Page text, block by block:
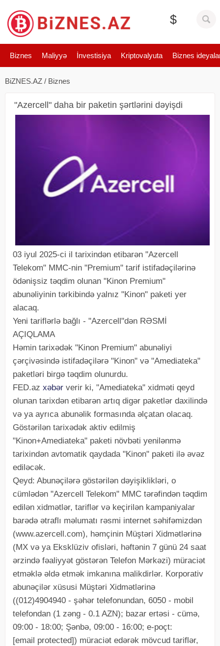
$
Biznes Maliyyə İnvestisiya Kriptovalyuta Biznes
BiZNES.AZ / Biznes
"Azercell" daha bir paketin şərtlərini dəyişdi
03 iyul 2025-ci il tarixindən etibarən "Azercell
Telekom" MMC-nin "Premium" tarif istifadəçilərinə
ödənişsiz təqdim olunan "Kinon Premium"
abunəliyinin tərkibində yalnız "Kinon" paketi yer
alacaq.
Yeni tariflərlə bağlı - "Azercell"dən RƏSMİ
AÇIQLAMA
Həmin tarixədək "Kinon Premium" abunəliyi
çərçivəsində istifadəçilərə "Kinon" və "Amediateka"
paketləri birgə təqdim olunurdu.
FED.az xəbər verir ki, "Amediateka" xidməti qeyd
olunan tarixdən etibarən artıq digər paketlər daxilində
və ya ayrıca abunəlik formasında əlçatan olacaq.
Göstərilən tarixədək aktiv edilmiş
"Kinon+Amediateka" paketi növbəti yenilənmə
tarixindən avtomatik qaydada "Kinon" paketi ilə əvəz
ediləcək.
Qeyd: Abunəçilərə göstərilən dəyişiklikləri, o
cümlədən "Azercell Telekom" MMC tərəfindən təqdim
edilən xidmətlər, tariflər və keçirilən kampaniyalar
barədə ətraflı məlumatı rəsmi internet səhifəmizdən
(www.azercell.com), həmçinin Müştəri Xidmətlərinə
(MX və ya Eksklüziv ofisləri, həftənin 7 günü 24 saat
ərzində fəaliyyət göstərən Telefon Mərkəzi) müraciət
etməklə əldə etmək imkanına malikdirlər. Korporativ
abunəçilər xüsusi Müştəri Xidmətlərinə
((012)4904940 - şəhər telefonundan, 6050 - mobil
telefondan (1 zəng - 0.1 AZN); bazar ertəsi - cümə,
09:00 - 18:00; Şənbə, 09:00 - 16:00; e-poçt:
[email protected]) müraciət edərək mövcud tariflər,